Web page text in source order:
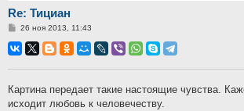
Re: Тициан
Сообщение
26 ноя 2013, 11:43
Картина передает такие настоящие чувства.
исходит любовь к человечеству.